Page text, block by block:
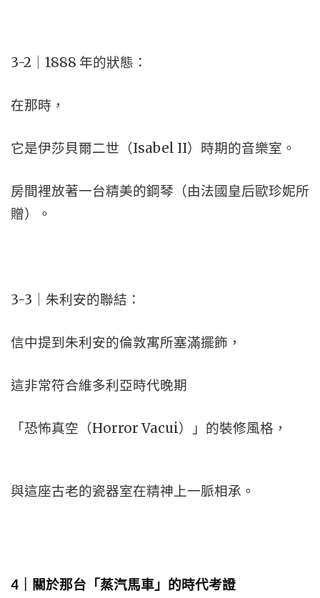
3-2｜1888 年的狀態：
在那時，
它是伊莎貝爾二世（Isabel II）時期的音樂室。
房間裡放著一台精美的鋼琴（由法國皇后歐珍妮所
贈）。
3-3｜朱利安的聯結：
信中提到朱利安的倫敦寓所塞滿擺飾，
這非常符合維多利亞時代晚期
「恐怖真空（Horror Vacui）」的裝修風格，
與這座古老的瓷器室在精神上一脈相承。
4｜關於那台「蒸汽馬車」的時代考證